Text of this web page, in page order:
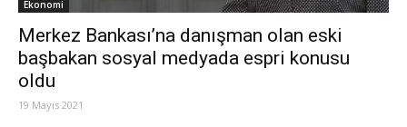
Ekonomi
Merkez Bankası’na danışman olan eski
başbakan sosyal medyada espri konusu
oldu
19 Mayıs 2021